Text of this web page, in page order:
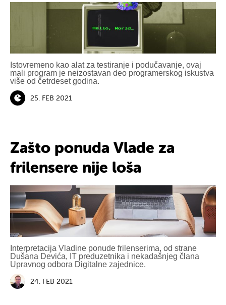
Istovremeno kao alat za testiranje i podučavanje, ovaj
mali program je neizostavan deo programerskog iskustva
više od četrdeset godina.
25. FEB 2021
Zašto ponuda Vlade za
frilensere nije loša
Interpretacija Vladine ponude frilenserima, od strane
Dušana Devića, IT preduzetnika i nekadašnjeg člana
Upravnog odbora Digitalne zajednice.
24. FEB 2021